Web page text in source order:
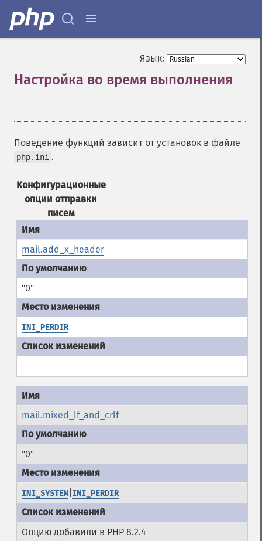
Язык:
Настройка во время выполнения
Поведение функций зависит от установок в файле
php.ini .
Конфигурационные
опции отправки
писем
mail.add_x_header
"0"
INI_PERDIR
mail.mixed_lf_and_crlf
"0"
INI_SYSTEM| INI_PERDIR
Опцию добавили в PHP 8.2.4